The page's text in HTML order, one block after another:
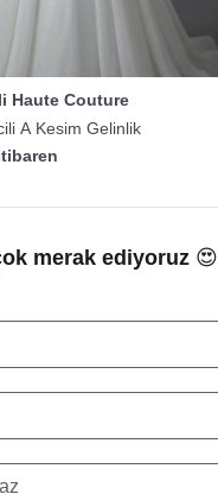
Haute Couture
A Kesim Gelinlik
merak ediyoruz 😍